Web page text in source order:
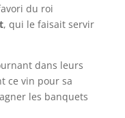
du roi
, qui le faisait servir
dans leurs
ce vin pour sa
les banquets